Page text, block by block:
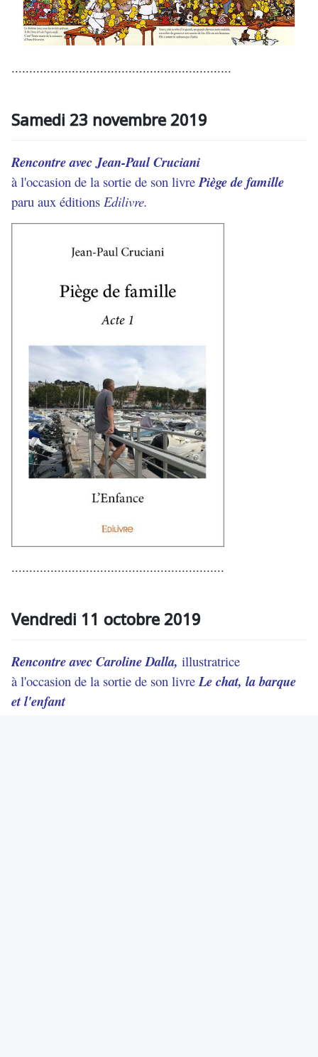
..............................................................
Samedi 23 novembre 2019
Rencontre avec Jean-Paul Cruciani
à l'occasion de la sortie de son livre Piège de famille
paru aux éditions Edilivre.
............................................................
Vendredi 11 octobre 2019
Rencontre avec Caroline Dalla, illustratrice
à l'occasion de la sortie de son livre Le chat, la barque
et l'enfant